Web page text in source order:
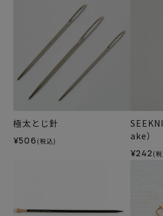
極太とじ針
¥506 (税込)
ake）
¥242 (